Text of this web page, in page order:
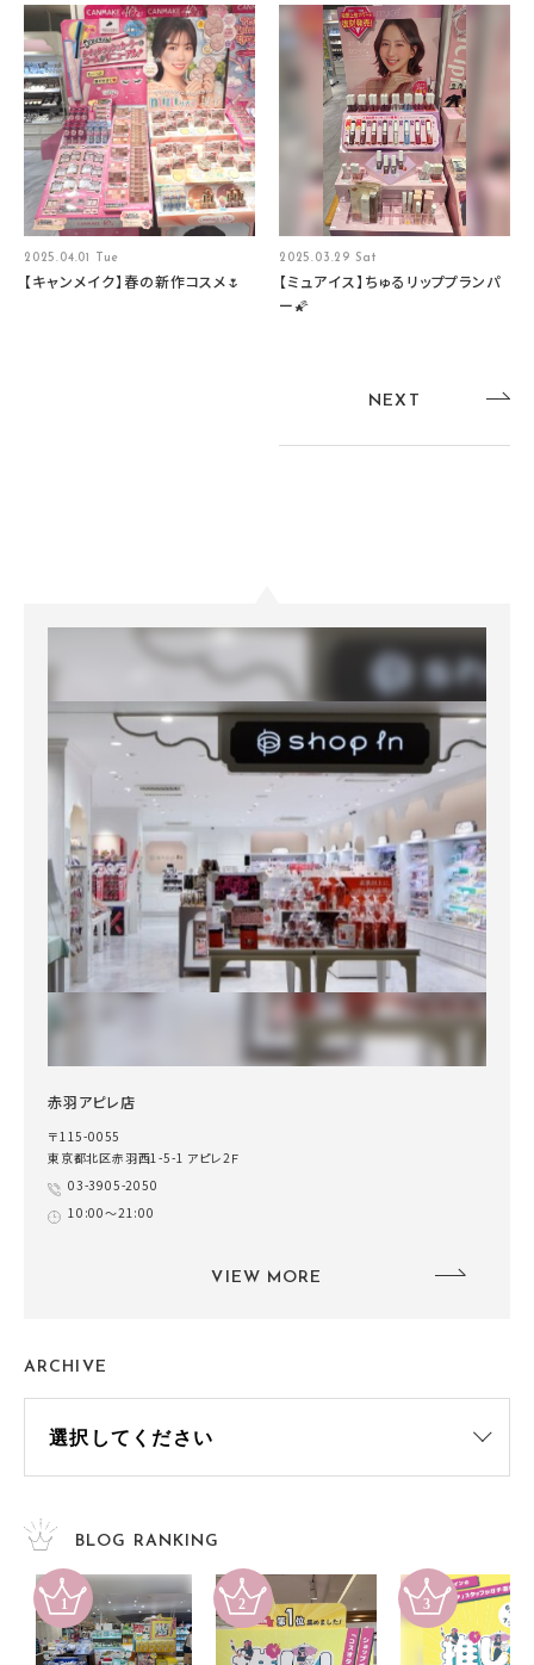
2025.04.01 Tue
【キャンメイク】春の新作コスメ🌷
2025.03.29 Sat
【ミュアイス】ちゅるリッププランパ
ー🌠
NEXT
赤羽アピレ店
〒115-0055
東京都北区赤羽西1-5-1 アピレ2Ｆ
03-3905-2050
10:00～21:00
VIEW MORE
ARCHIVE
BLOG RANKING